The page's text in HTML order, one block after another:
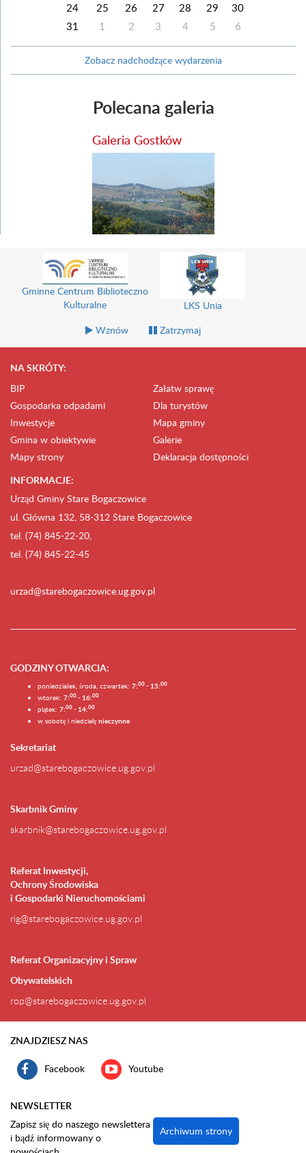
24
25 26 27 28 29
30
31
1 2 3 4 5 6
Zobacz nadchodzące wydarzenia
Polecana galeria
Galeria Gostków
Gminne Centrum Biblioteczno
Kulturalne
LKS Unia
Wznów
Zatrzymaj
NA SKRÓTY:
BIP
Załatw sprawę
Gospodarka odpadami
Dla turystów
Inwestycje
Mapa gminy
Gmina w obiektywie
Galerie
Mapy strony
Deklaracja dostępności
INFORMACJE:
Urząd Gminy Stare Bogaczowice
ul. Główna 132, 58-312 Stare Bogaczowice
tel. (74) 845-22-20,
tel. (74) 845-22-45
urzad@starebogaczowice.ug.gov.pl
GODZINY OTWARCIA:
poniedziałek, środa, czwartek: 7:00 - 15:00
wtorek: 7:00 - 16:00
piątek: 7:00 - 14:00
w sobotę i niedzielę nieczynne
Sekretariat
urzad@starebogaczowice.ug.gov.pl
Skarbnik Gminy
skarbnik@starebogaczowice.ug.gov.pl
Referat Inwestycji,
Ochrony Środowiska
i Gospodarki Nieruchomościami
rig@starebogaczowice.ug.gov.pl
Referat Organizacyjny i Spraw
Obywatelskich
rop@starebogaczowice.ug.gov.pl
ZNAJDZIESZ NAS
Facebook Youtube
NEWSLETTER
Zapisz się do naszego newslettera
i bądź informowany o
Archiwum strony